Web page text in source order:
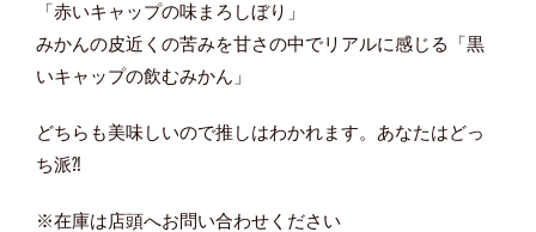
「赤いキャップの味まろしぼり」
みかんの皮近くの苦みを甘さの中でリアルに感じる「黒
いキャップの飲むみかん」
どちらも美味しいので推しはわかれます。あなたはどっ
ち派⁈
※在庫は店頭へお問い合わせください